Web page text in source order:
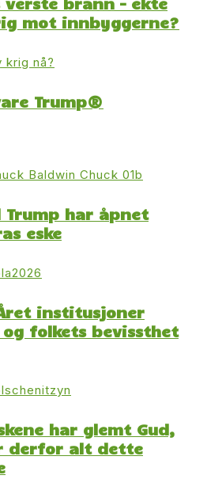
mot innbyggerne?
Trump®
Trump har åpnet
eske
institusjoner
folkets bevissthet
har glemt Gud,
derfor alt dette